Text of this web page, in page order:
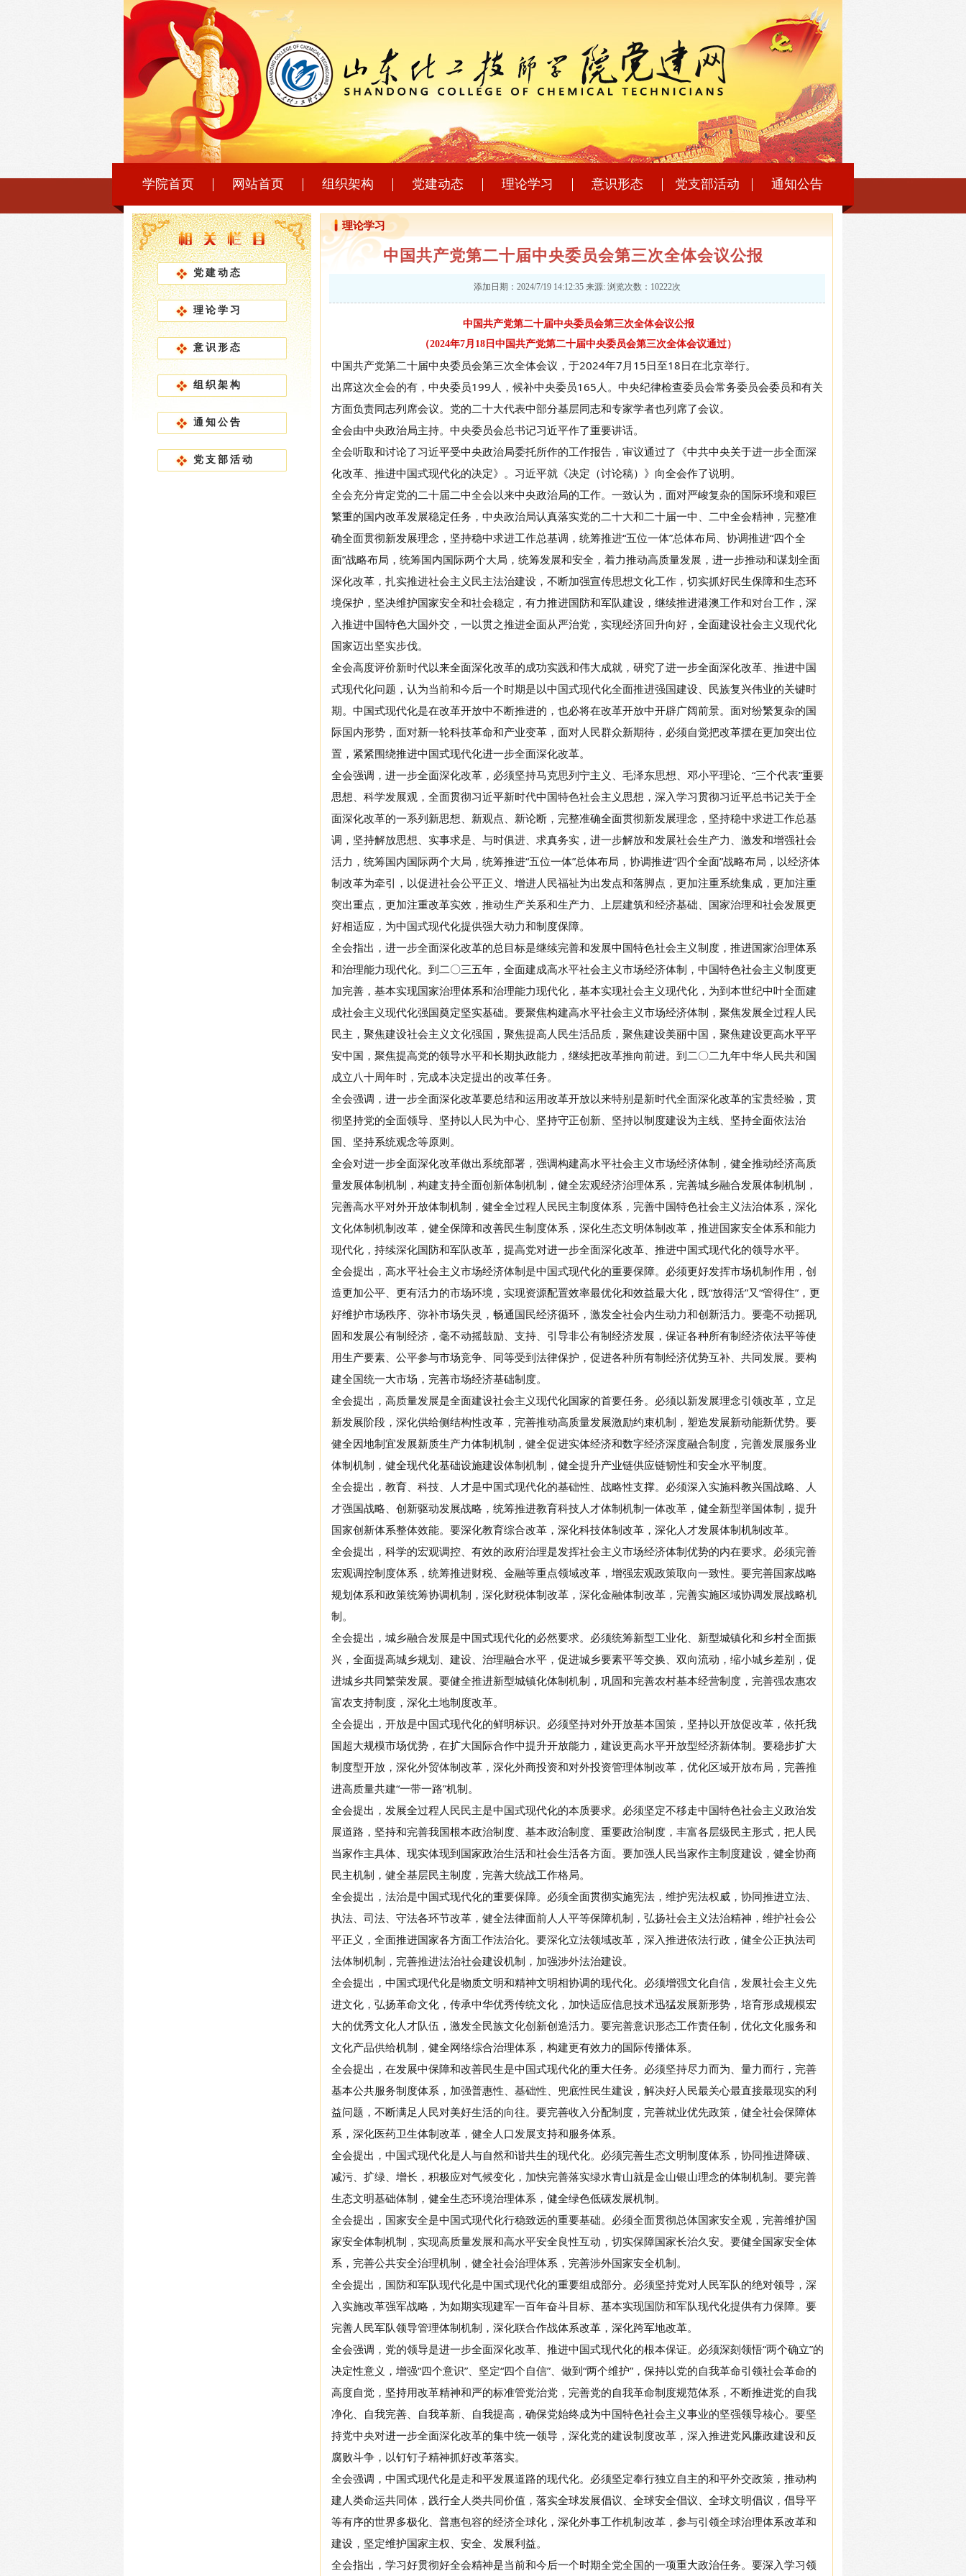
学院首页 网站首页 组织架构 党建动态 理论学习 意识形态 党支部活动 通知公告
党建动态
理论学习
意识形态
组织架构
通知公告
党支部活动
理论学习
中国共产党第二十届中央委员会第三次全体会议公报
添加日期：2024/7/19 14:12:35 来源: 浏览次数：10222次
中国共产党第二十届中央委员会第三次全体会议公报
（2024年7月18日中国共产党第二十届中央委员会第三次全体会议通过）
中国共产党第二十届中央委员会第三次全体会议，于2024年7月15日至18日在北京举行。
出席这次全会的有，中央委员199人，候补中央委员165人。中央纪律检查委员会常务委员会委员和有关
方面负责同志列席会议。党的二十大代表中部分基层同志和专家学者也列席了会议。
全会由中央政治局主持。中央委员会总书记习近平作了重要讲话。
全会听取和讨论了习近平受中央政治局委托所作的工作报告，审议通过了《中共中央关于进一步全面深
化改革、推进中国式现代化的决定》。习近平就《决定（讨论稿）》向全会作了说明。
全会充分肯定党的二十届二中全会以来中央政治局的工作。一致认为，面对严峻复杂的国际环境和艰巨
繁重的国内改革发展稳定任务，中央政治局认真落实党的二十大和二十届一中、二中全会精神，完整准
确全面贯彻新发展理念，坚持稳中求进工作总基调，统筹推进“五位一体”总体布局、协调推进“四个全
面”战略布局，统筹国内国际两个大局，统筹发展和安全，着力推动高质量发展，进一步推动和谋划全面
深化改革，扎实推进社会主义民主法治建设，不断加强宣传思想文化工作，切实抓好民生保障和生态环
境保护，坚决维护国家安全和社会稳定，有力推进国防和军队建设，继续推进港澳工作和对台工作，深
入推进中国特色大国外交，一以贯之推进全面从严治党，实现经济回升向好，全面建设社会主义现代化
国家迈出坚实步伐。
全会高度评价新时代以来全面深化改革的成功实践和伟大成就，研究了进一步全面深化改革、推进中国
式现代化问题，认为当前和今后一个时期是以中国式现代化全面推进强国建设、民族复兴伟业的关键时
期。中国式现代化是在改革开放中不断推进的，也必将在改革开放中开辟广阔前景。面对纷繁复杂的国
际国内形势，面对新一轮科技革命和产业变革，面对人民群众新期待，必须自觉把改革摆在更加突出位
置，紧紧围绕推进中国式现代化进一步全面深化改革。
全会强调，进一步全面深化改革，必须坚持马克思列宁主义、毛泽东思想、邓小平理论、“三个代表”重要
思想、科学发展观，全面贯彻习近平新时代中国特色社会主义思想，深入学习贯彻习近平总书记关于全
面深化改革的一系列新思想、新观点、新论断，完整准确全面贯彻新发展理念，坚持稳中求进工作总基
调，坚持解放思想、实事求是、与时俱进、求真务实，进一步解放和发展社会生产力、激发和增强社会
活力，统筹国内国际两个大局，统筹推进“五位一体”总体布局，协调推进“四个全面”战略布局，以经济体
制改革为牵引，以促进社会公平正义、增进人民福祉为出发点和落脚点，更加注重系统集成，更加注重
突出重点，更加注重改革实效，推动生产关系和生产力、上层建筑和经济基础、国家治理和社会发展更
好相适应，为中国式现代化提供强大动力和制度保障。
全会指出，进一步全面深化改革的总目标是继续完善和发展中国特色社会主义制度，推进国家治理体系
和治理能力现代化。到二〇三五年，全面建成高水平社会主义市场经济体制，中国特色社会主义制度更
加完善，基本实现国家治理体系和治理能力现代化，基本实现社会主义现代化，为到本世纪中叶全面建
成社会主义现代化强国奠定坚实基础。要聚焦构建高水平社会主义市场经济体制，聚焦发展全过程人民
民主，聚焦建设社会主义文化强国，聚焦提高人民生活品质，聚焦建设美丽中国，聚焦建设更高水平平
安中国，聚焦提高党的领导水平和长期执政能力，继续把改革推向前进。到二〇二九年中华人民共和国
成立八十周年时，完成本决定提出的改革任务。
全会强调，进一步全面深化改革要总结和运用改革开放以来特别是新时代全面深化改革的宝贵经验，贯
彻坚持党的全面领导、坚持以人民为中心、坚持守正创新、坚持以制度建设为主线、坚持全面依法治
国、坚持系统观念等原则。
全会对进一步全面深化改革做出系统部署，强调构建高水平社会主义市场经济体制，健全推动经济高质
量发展体制机制，构建支持全面创新体制机制，健全宏观经济治理体系，完善城乡融合发展体制机制，
完善高水平对外开放体制机制，健全全过程人民民主制度体系，完善中国特色社会主义法治体系，深化
文化体制机制改革，健全保障和改善民生制度体系，深化生态文明体制改革，推进国家安全体系和能力
现代化，持续深化国防和军队改革，提高党对进一步全面深化改革、推进中国式现代化的领导水平。
全会提出，高水平社会主义市场经济体制是中国式现代化的重要保障。必须更好发挥市场机制作用，创
造更加公平、更有活力的市场环境，实现资源配置效率最优化和效益最大化，既“放得活”又“管得住”，更
好维护市场秩序、弥补市场失灵，畅通国民经济循环，激发全社会内生动力和创新活力。要毫不动摇巩
固和发展公有制经济，毫不动摇鼓励、支持、引导非公有制经济发展，保证各种所有制经济依法平等使
用生产要素、公平参与市场竞争、同等受到法律保护，促进各种所有制经济优势互补、共同发展。要构
建全国统一大市场，完善市场经济基础制度。
全会提出，高质量发展是全面建设社会主义现代化国家的首要任务。必须以新发展理念引领改革，立足
新发展阶段，深化供给侧结构性改革，完善推动高质量发展激励约束机制，塑造发展新动能新优势。要
健全因地制宜发展新质生产力体制机制，健全促进实体经济和数字经济深度融合制度，完善发展服务业
体制机制，健全现代化基础设施建设体制机制，健全提升产业链供应链韧性和安全水平制度。
全会提出，教育、科技、人才是中国式现代化的基础性、战略性支撑。必须深入实施科教兴国战略、人
才强国战略、创新驱动发展战略，统筹推进教育科技人才体制机制一体改革，健全新型举国体制，提升
国家创新体系整体效能。要深化教育综合改革，深化科技体制改革，深化人才发展体制机制改革。
全会提出，科学的宏观调控、有效的政府治理是发挥社会主义市场经济体制优势的内在要求。必须完善
宏观调控制度体系，统筹推进财税、金融等重点领域改革，增强宏观政策取向一致性。要完善国家战略
规划体系和政策统筹协调机制，深化财税体制改革，深化金融体制改革，完善实施区域协调发展战略机
制。
全会提出，城乡融合发展是中国式现代化的必然要求。必须统筹新型工业化、新型城镇化和乡村全面振
兴，全面提高城乡规划、建设、治理融合水平，促进城乡要素平等交换、双向流动，缩小城乡差别，促
进城乡共同繁荣发展。要健全推进新型城镇化体制机制，巩固和完善农村基本经营制度，完善强农惠农
富农支持制度，深化土地制度改革。
全会提出，开放是中国式现代化的鲜明标识。必须坚持对外开放基本国策，坚持以开放促改革，依托我
国超大规模市场优势，在扩大国际合作中提升开放能力，建设更高水平开放型经济新体制。要稳步扩大
制度型开放，深化外贸体制改革，深化外商投资和对外投资管理体制改革，优化区域开放布局，完善推
进高质量共建“一带一路”机制。
全会提出，发展全过程人民民主是中国式现代化的本质要求。必须坚定不移走中国特色社会主义政治发
展道路，坚持和完善我国根本政治制度、基本政治制度、重要政治制度，丰富各层级民主形式，把人民
当家作主具体、现实体现到国家政治生活和社会生活各方面。要加强人民当家作主制度建设，健全协商
民主机制，健全基层民主制度，完善大统战工作格局。
全会提出，法治是中国式现代化的重要保障。必须全面贯彻实施宪法，维护宪法权威，协同推进立法、
执法、司法、守法各环节改革，健全法律面前人人平等保障机制，弘扬社会主义法治精神，维护社会公
平正义，全面推进国家各方面工作法治化。要深化立法领域改革，深入推进依法行政，健全公正执法司
法体制机制，完善推进法治社会建设机制，加强涉外法治建设。
全会提出，中国式现代化是物质文明和精神文明相协调的现代化。必须增强文化自信，发展社会主义先
进文化，弘扬革命文化，传承中华优秀传统文化，加快适应信息技术迅猛发展新形势，培育形成规模宏
大的优秀文化人才队伍，激发全民族文化创新创造活力。要完善意识形态工作责任制，优化文化服务和
文化产品供给机制，健全网络综合治理体系，构建更有效力的国际传播体系。
全会提出，在发展中保障和改善民生是中国式现代化的重大任务。必须坚持尽力而为、量力而行，完善
基本公共服务制度体系，加强普惠性、基础性、兜底性民生建设，解决好人民最关心最直接最现实的利
益问题，不断满足人民对美好生活的向往。要完善收入分配制度，完善就业优先政策，健全社会保障体
系，深化医药卫生体制改革，健全人口发展支持和服务体系。
全会提出，中国式现代化是人与自然和谐共生的现代化。必须完善生态文明制度体系，协同推进降碳、
减污、扩绿、增长，积极应对气候变化，加快完善落实绿水青山就是金山银山理念的体制机制。要完善
生态文明基础体制，健全生态环境治理体系，健全绿色低碳发展机制。
全会提出，国家安全是中国式现代化行稳致远的重要基础。必须全面贯彻总体国家安全观，完善维护国
家安全体制机制，实现高质量发展和高水平安全良性互动，切实保障国家长治久安。要健全国家安全体
系，完善公共安全治理机制，健全社会治理体系，完善涉外国家安全机制。
全会提出，国防和军队现代化是中国式现代化的重要组成部分。必须坚持党对人民军队的绝对领导，深
入实施改革强军战略，为如期实现建军一百年奋斗目标、基本实现国防和军队现代化提供有力保障。要
完善人民军队领导管理体制机制，深化联合作战体系改革，深化跨军地改革。
全会强调，党的领导是进一步全面深化改革、推进中国式现代化的根本保证。必须深刻领悟“两个确立”的
决定性意义，增强“四个意识”、坚定“四个自信”、做到“两个维护”，保持以党的自我革命引领社会革命的
高度自觉，坚持用改革精神和严的标准管党治党，完善党的自我革命制度规范体系，不断推进党的自我
净化、自我完善、自我革新、自我提高，确保党始终成为中国特色社会主义事业的坚强领导核心。要坚
持党中央对进一步全面深化改革的集中统一领导，深化党的建设制度改革，深入推进党风廉政建设和反
腐败斗争，以钉钉子精神抓好改革落实。
全会强调，中国式现代化是走和平发展道路的现代化。必须坚定奉行独立自主的和平外交政策，推动构
建人类命运共同体，践行全人类共同价值，落实全球发展倡议、全球安全倡议、全球文明倡议，倡导平
等有序的世界多极化、普惠包容的经济全球化，深化外事工作机制改革，参与引领全球治理体系改革和
建设，坚定维护国家主权、安全、发展利益。
全会指出，学习好贯彻好全会精神是当前和今后一个时期全党全国的一项重大政治任务。要深入学习领